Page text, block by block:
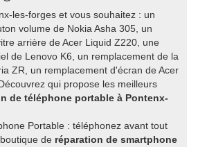
les-forges et vous souhaitez : un
volume de Nokia Asha 305, un
arrière de Acer Liquid Z220, une
de Lenovo K6, un remplacement de la
ZR, un remplacement d'écran de Acer
qui propose les meilleurs
de téléphone portable à Pontenx-
Portable : téléphonez avant tout
de réparation de smartphone